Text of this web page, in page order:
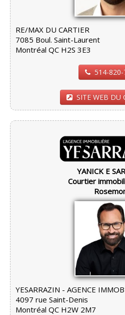
RE/MAX DU CARTIER
7085 Boul. Saint-Laurent
Montréal QC H2S 3E3
514-820-
SITE WEB DU
YANICK E
Courtier
YESARRAZIN - AGENCE
4097 rue Saint-Denis
Montréal QC H2W 2M7